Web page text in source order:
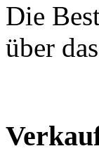
Die
über das